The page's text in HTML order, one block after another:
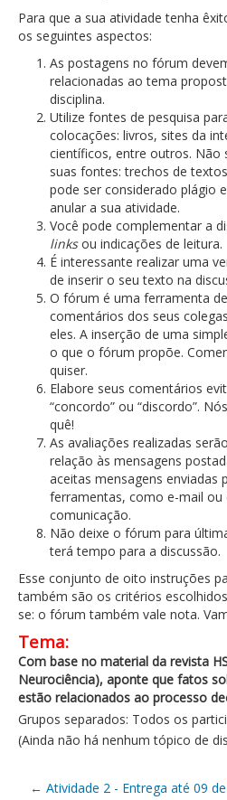
Para que a sua atividade tenha
os seguintes aspectos:
As postagens no fórum
relacionadas ao tema
disciplina.
Utilize fontes de pesquisa
colocações: livros, sites da
científicos, entre outros. Não
suas fontes: trechos de
pode ser considerado plágio
anular a sua atividade.
Você pode complementar a
linksou indicações de leitura.
É interessante realizar uma
de inserir o seu texto na
O fórum é uma ferramenta
comentários dos seus
eles. A inserção de uma
o que o fórum propõe.
quiser.
Elabore seus comentários
“concordo” ou “discordo”.
quê!
As avaliações realizadas
relação às mensagens
aceitas mensagens enviadas
ferramentas, como e-mail ou
comunicação.
Não deixe o fórum para
terá tempo para a discussão.
Esse conjunto de oito instruções
também são os critérios
se: o fórum também vale nota.
Tema:
Com base no material da revista
Neurociência), aponte que fatos
estão relacionados ao processo
Grupos separados: Todos os
(Ainda não há nenhum tópico de
← Atividade 2 - Entrega até 09